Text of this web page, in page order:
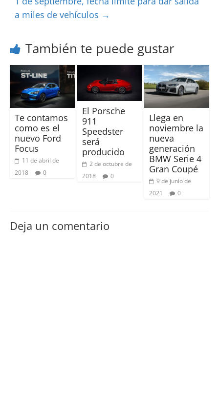
a miles de vehículos →
También te puede gustar
Te contamos
como es el
nuevo Ford
Focus
11 de abril de
2018
0
El Porsche
911
Speedster
será
producido
2 de octubre de
2018
0
Llega en
noviembre la
nueva
generación
BMW Serie 4
Gran Coupé
9 de junio de
2021
0
Deja un comentario